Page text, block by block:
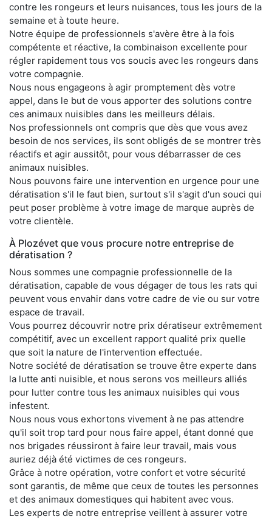
contre les rongeurs et leurs nuisances, tous les jours de la
semaine et à toute heure.
Notre équipe de professionnels s'avère être à la fois
compétente et réactive, la combinaison excellente pour
régler rapidement tous vos soucis avec les rongeurs dans
votre compagnie.
Nous nous engageons à agir promptement dès votre
appel, dans le but de vous apporter des solutions contre
ces animaux nuisibles dans les meilleurs délais.
Nos professionnels ont compris que dès que vous avez
besoin de nos services, ils sont obligés de se montrer très
réactifs et agir aussitôt, pour vous débarrasser de ces
animaux nuisibles.
Nous pouvons faire une intervention en urgence pour une
dératisation s'il le faut bien, surtout s'il s'agit d'un souci qui
peut poser problème à votre image de marque auprès de
votre clientèle.
À Plozévet que vous procure notre entreprise de
dératisation ?
Nous sommes une compagnie professionnelle de la
dératisation, capable de vous dégager de tous les rats qui
peuvent vous envahir dans votre cadre de vie ou sur votre
espace de travail.
Vous pourrez découvrir notre prix dératiseur extrêmement
compétitif, avec un excellent rapport qualité prix quelle
que soit la nature de l'intervention effectuée.
Notre société de dératisation se trouve être experte dans
la lutte anti nuisible, et nous serons vos meilleurs alliés
pour lutter contre tous les animaux nuisibles qui vous
infestent.
Nous nous vous exhortons vivement à ne pas attendre
qu'il soit trop tard pour nous faire appel, étant donné que
nos brigades réussiront à faire leur travail, mais vous
auriez déjà été victimes de ces rongeurs.
Grâce à notre opération, votre confort et votre sécurité
sont garantis, de même que ceux de toutes les personnes
et des animaux domestiques qui habitent avec vous.
Les experts de notre entreprise veillent à assurer votre